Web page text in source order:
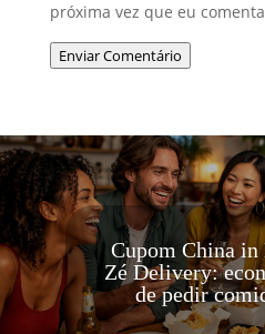
próxima vez que eu
Enviar Comentário
Cupom China in
Zé Delivery:
de pedir